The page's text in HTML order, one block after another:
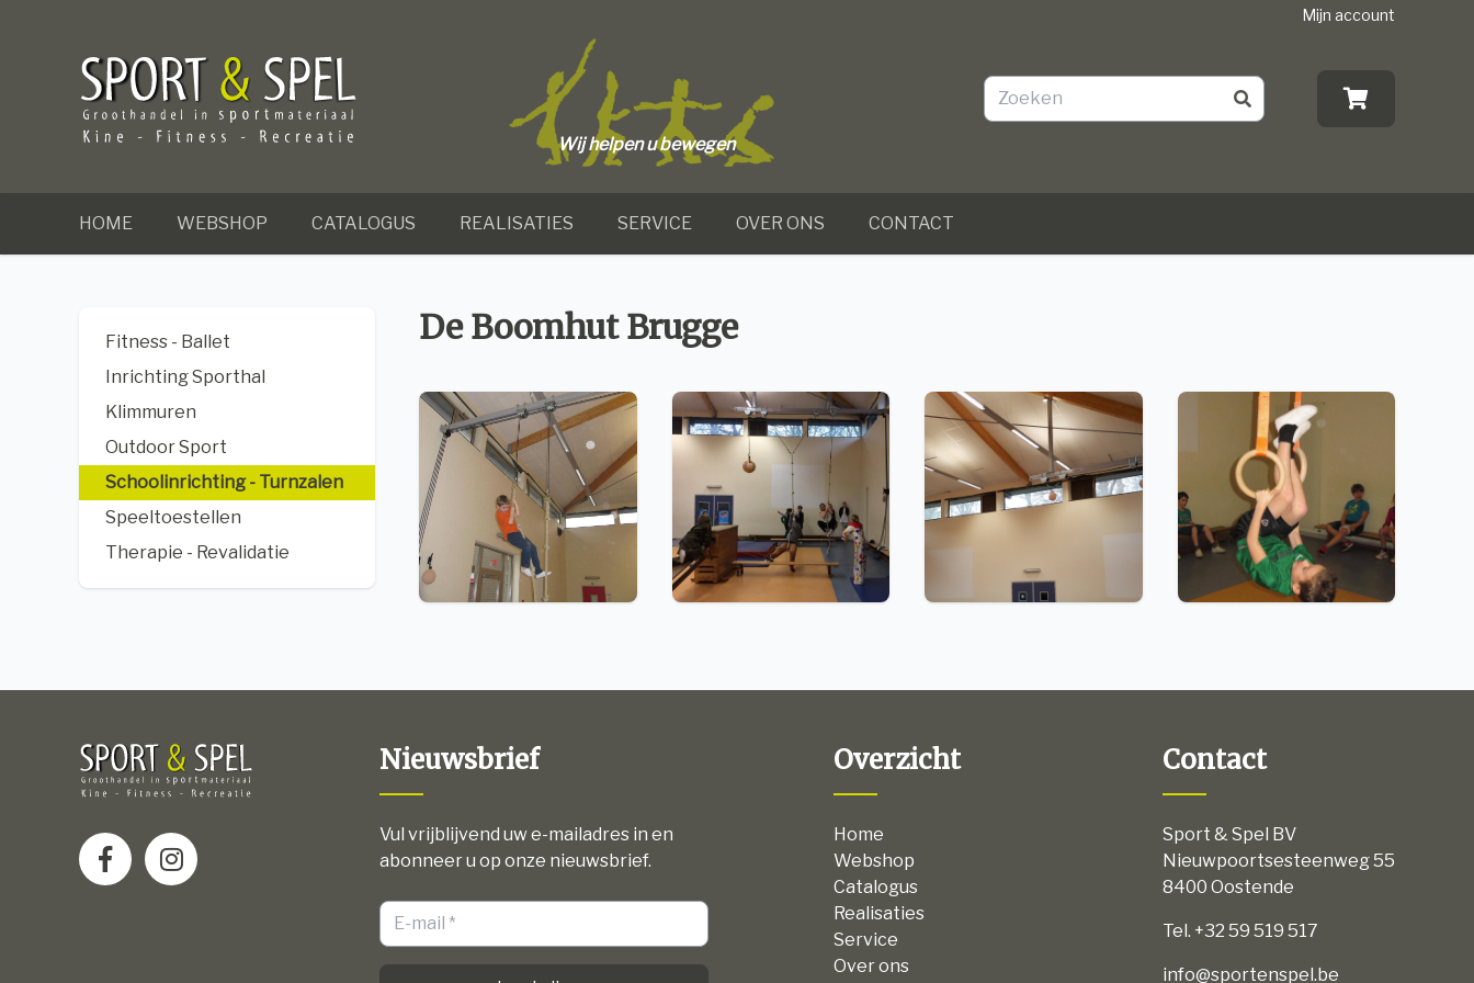
Mijn account
Wij helpen u bewegen
HOME WEBSHOP CATALOGUS REALISATIES SERVICE OVER ONS CONTACT
Fitness - Ballet
Inrichting Sporthal
Klimmuren
Outdoor Sport
Schoolinrichting - Turnzalen
Speeltoestellen
Therapie - Revalidatie
De Boomhut Brugge
Nieuwsbrief
Vul vrijblijvend uw e-mailadres in en
abonneer u op onze nieuwsbrief.
Overzicht
Home
Webshop
Catalogus
Realisaties
Service
Over ons
Contact
Sport & Spel BV
Nieuwpoortsesteenweg 55
8400 Oostende
Tel. +32 59 519 517
info@sportenspel.be